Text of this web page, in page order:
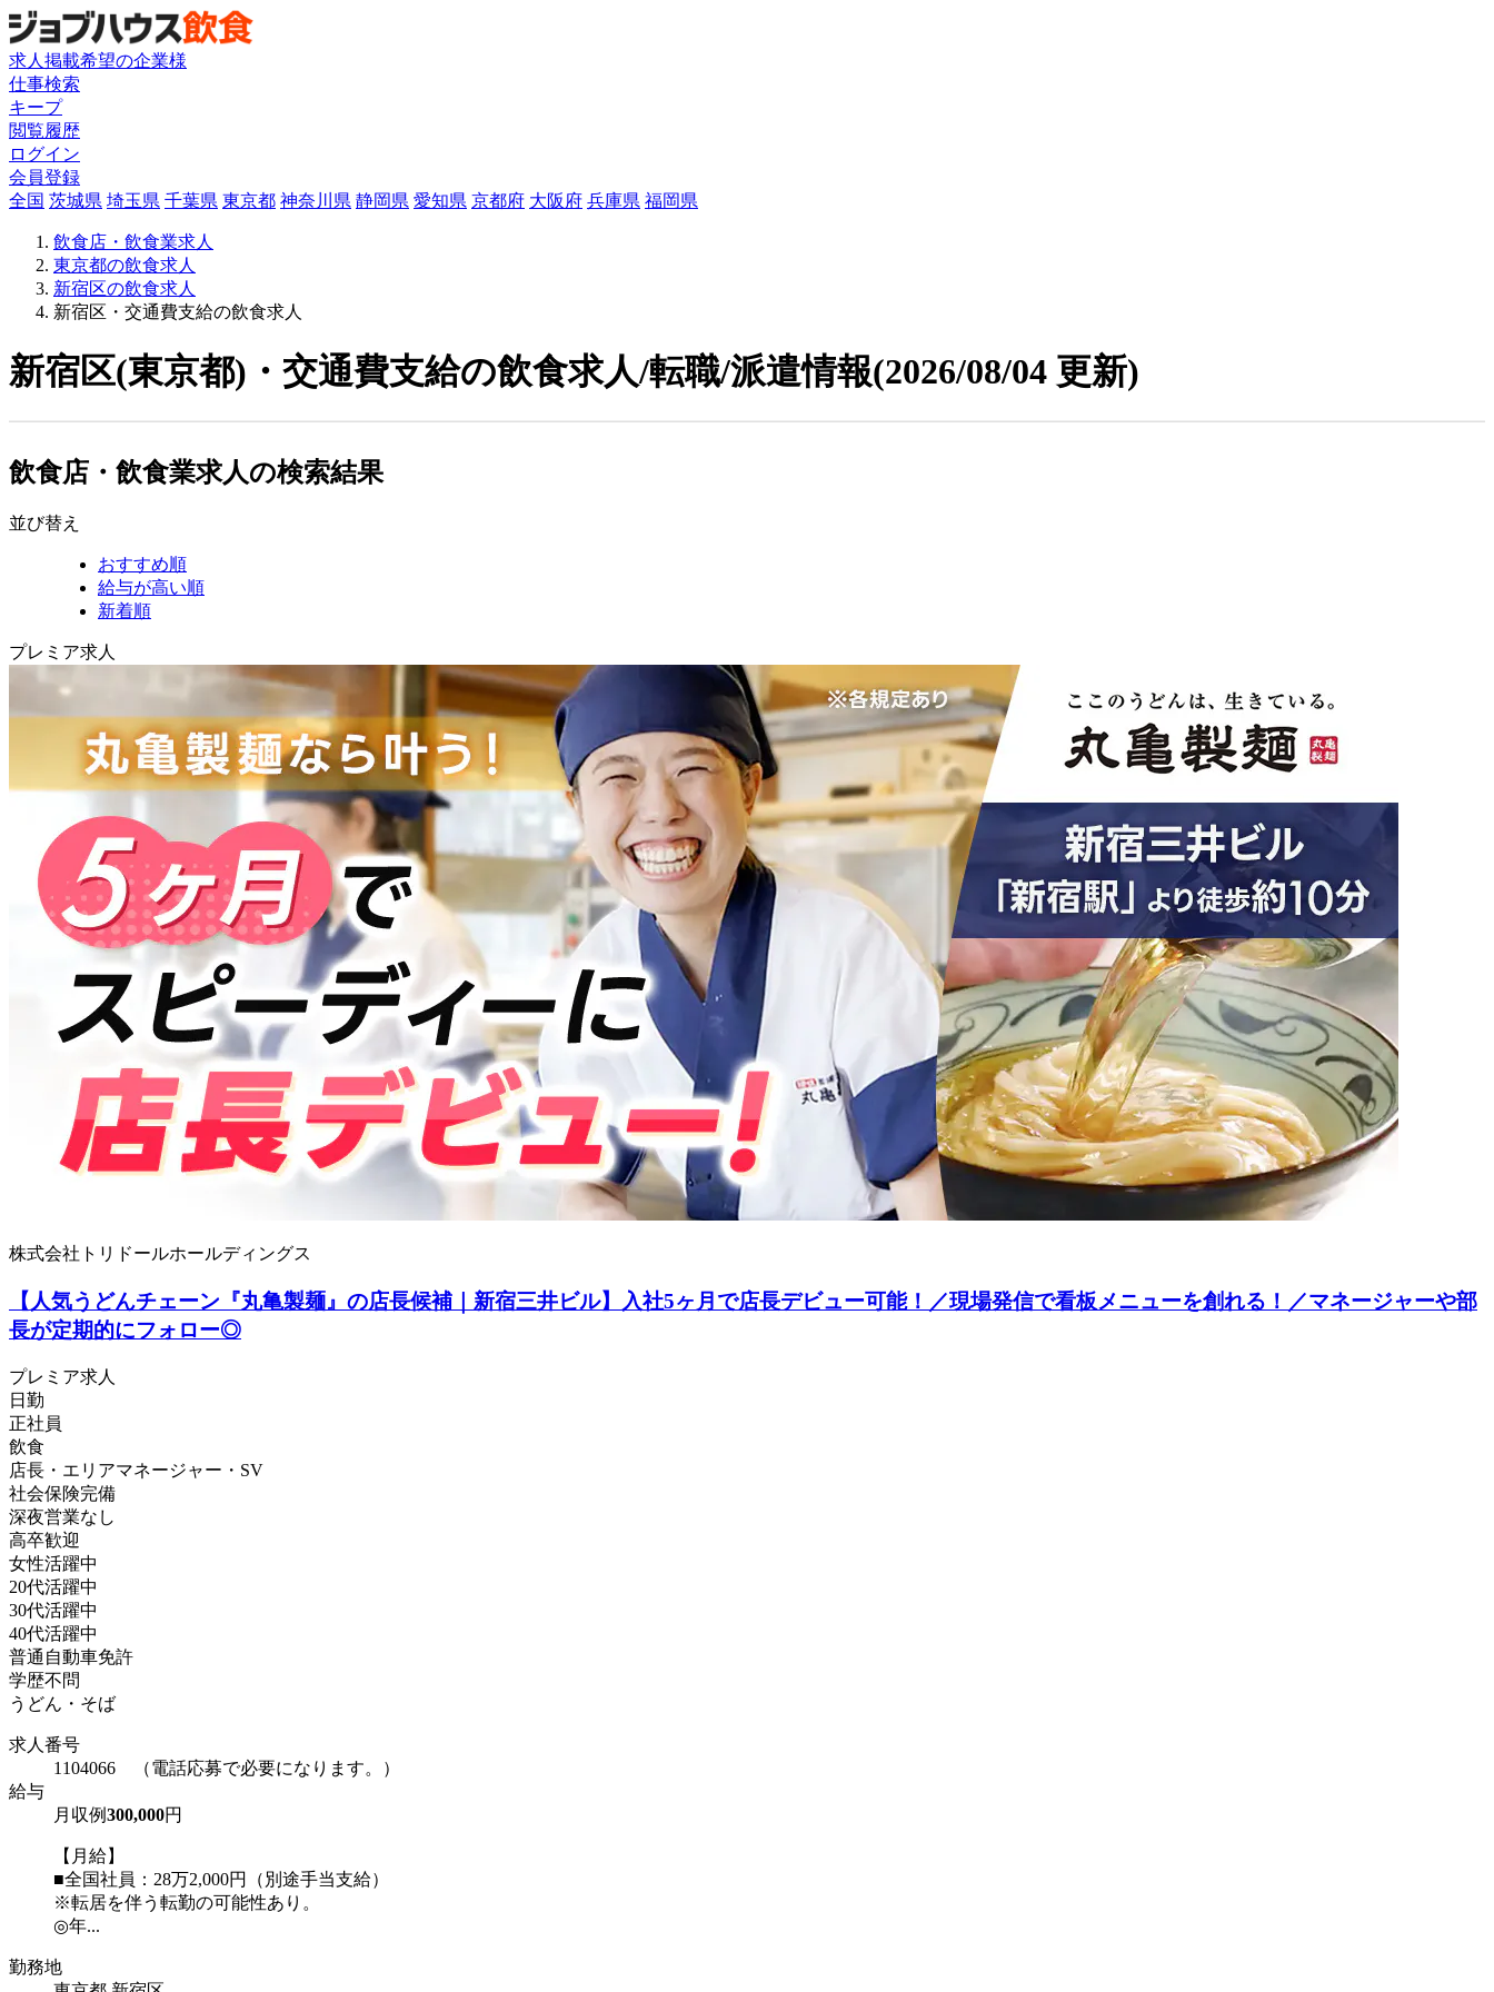
求人掲載希望の企業様
仕事検索
キープ
閲覧履歴
ログイン
会員登録
全国 茨城県 埼玉県 千葉県 東京都 神奈川県 静岡県 愛知県 京都府 大阪府 兵庫県 福岡県
飲食店・飲食業求人
東京都の飲食求人
新宿区の飲食求人
新宿区・交通費支給の飲食求人
新宿区(東京都)・交通費支給の飲食求人/転職/派遣情報(2026/08/04 更新)
飲食店・飲食業求人の検索結果
並び替え
おすすめ順
給与が高い順
新着順
プレミア求人
株式会社トリドールホールディングス
【人気うどんチェーン『丸亀製麺』の店長候補｜新宿三井ビル】入社5ヶ月で店長デビュー可能！／現場発信で看板メニューを創れる！／マネージャーや部
長が定期的にフォロー◎
プレミア求人
日勤
正社員
飲食
店長・エリアマネージャー・SV
社会保険完備
深夜営業なし
高卒歓迎
女性活躍中
20代活躍中
30代活躍中
40代活躍中
普通自動車免許
学歴不問
うどん・そば
求人番号
1104066 （電話応募で必要になります。）
給与
月収例300,000円
【月給】
■全国社員：28万2,000円（別途手当支給）
※転居を伴う転勤の可能性あり。
◎年...
勤務地